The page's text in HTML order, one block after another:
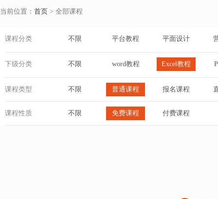
当前位置： 首页 > 全部课程
课程分类 不限 平台教程 平面设计
下级分类 不限 word教程 Excel教程
课程类型 不限 普通课程 报名课程
课程性质 不限 免费课程 付费课程